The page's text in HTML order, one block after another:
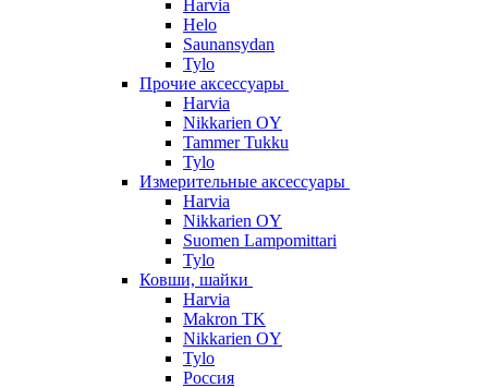
Harvia
Helo
Saunansydan
Tylo
Прочие аксессуары
Harvia
Nikkarien OY
Tammer Tukku
Tylo
Измерительные аксессуары
Harvia
Nikkarien OY
Suomen Lampomittari
Tylo
Ковши, шайки
Harvia
Makron TK
Nikkarien OY
Tylo
Россия